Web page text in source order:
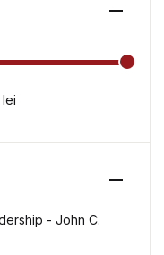
- John C.